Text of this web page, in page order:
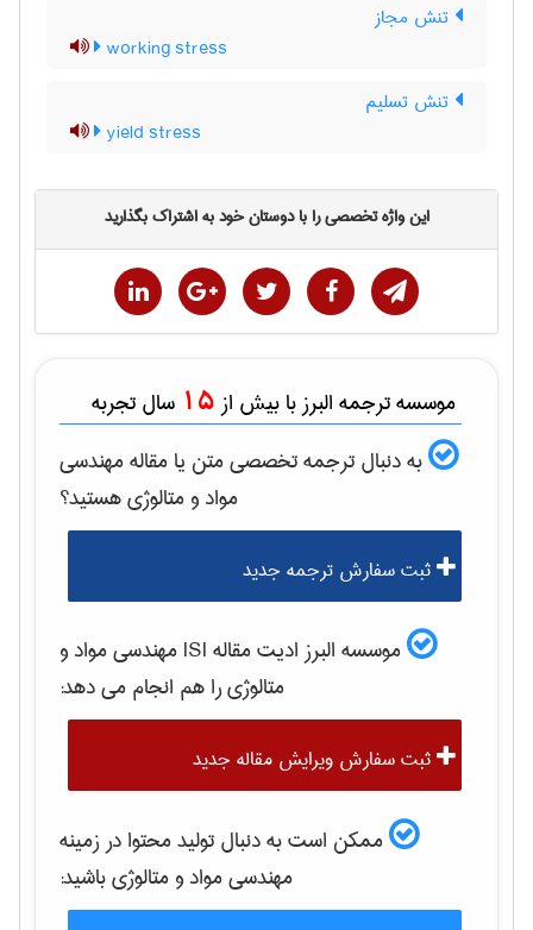
تنش مجاز
working stress
تنش تسلیم
yield stress
این واژه تخصصی را با دوستان خود به اشتراک بگذارید
موسسه ترجمه البرز با بیش از 15 سال تجربه
به دنبال ترجمه تخصصی متن یا مقالهمهندسی
مواد و متالوژیهستید؟
ثبت سفارش ترجمه جدید
موسسه البرز ادیت مقاله ISI
مهندسی مواد و
متالوژیرا هم انجام می دهد:
ثبت سفارش ویرایش مقاله جدید
ممکن است به دنبال تولید محتوا در زمینه
مهندسی مواد و متالوژیباشید: